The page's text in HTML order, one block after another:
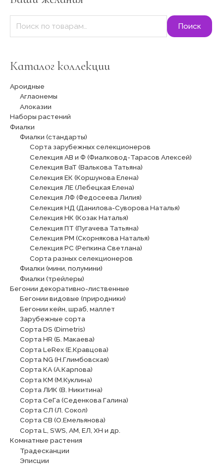
:
Поиск
Каталог коллекции
Ароидные
Аглаонемы
Алоказии
Наборы растений
Фиалки
Фиалки (стандарты)
Сорта зарубежных селекционеров
Селекция АВ и Ф (Фиалковод-Тарасов Алексей)
Селекция ВаТ (Валькова Татьяна)
Селекция ЕК (Коршунова Елена)
Селекция ЛЕ (Лебецкая Елена)
Селекция ЛФ (Федосеева Лилия)
Селекция НД (Данилова-Суворова Наталья)
Селекция НК (Козак Наталья)
Селекция ПТ (Пугачева Татьяна)
Селекция РМ (Скорнякова Наталья)
Селекция РС (Репкина Светлана)
Сорта разных селекционеров
Фиалки (мини, полумини)
Фиалки (трейлеры)
Бегонии декоративно-лиственные
Бегонии видовые (природники)
Бегонии кейн, шраб, маллет
Зарубежные сорта
Сорта DS (Dimetris)
Сорта HR (Б. Макаева)
Сорта LeRex (Е.Кравцова)
Сорта NG (Н.Глимбовская)
Сорта КА (А.Карпова)
Сорта КМ (М.Куклина)
Сорта ЛИК (В. Никитина)
Сорта СеГа (Седенкова Галина)
Сорта СЛ (Л. Сокол)
Сорта СВ (О.Емельянова)
Сорта L, SWS, АМ, ЕЛ, ХН и др.
Комнатные растения
Традесканции
Эписции